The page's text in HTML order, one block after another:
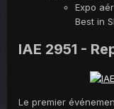
Expo
Best in
IAE 2951 -
Le premier